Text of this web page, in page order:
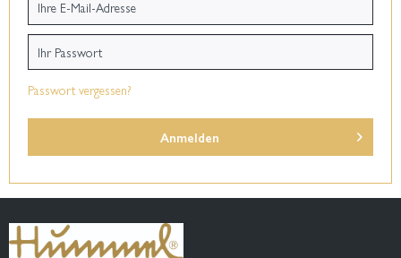
Passwort vergessen?
Anmelden